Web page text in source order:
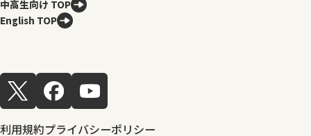
中高生向け TOP
English TOP
利用規約プライバシーポリシー